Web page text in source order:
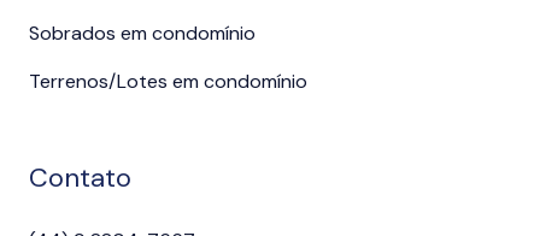
Sobrados em condomínio
Terrenos/Lotes em condomínio
Contato